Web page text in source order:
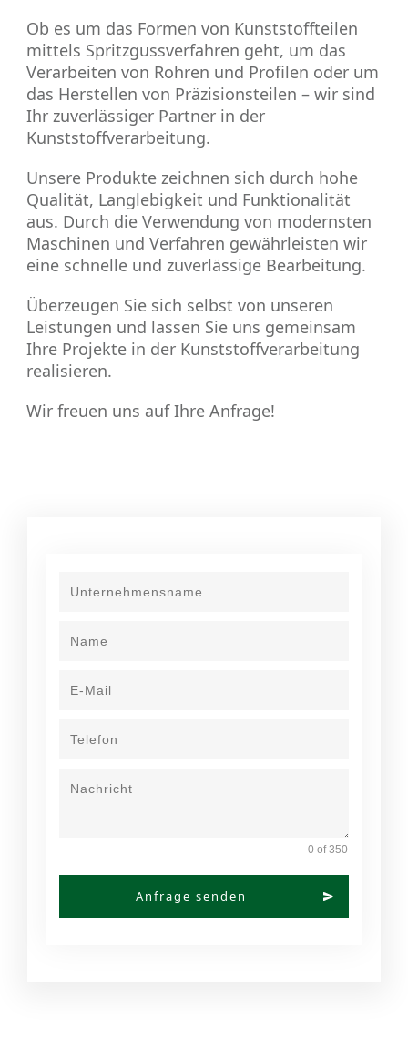
Ob es um das Formen von Kunststoffteilen
mittels Spritzgussverfahren geht, um das
Verarbeiten von Rohren und Profilen oder um
das Herstellen von Präzisionsteilen – wir sind
Ihr zuverlässiger Partner in der
Kunststoffverarbeitung.
Unsere Produkte zeichnen sich durch hohe
Qualität, Langlebigkeit und Funktionalität
aus. Durch die Verwendung von modernsten
Maschinen und Verfahren gewährleisten wir
eine schnelle und zuverlässige Bearbeitung.
Überzeugen Sie sich selbst von unseren
Leistungen und lassen Sie uns gemeinsam
Ihre Projekte in der Kunststoffverarbeitung
realisieren.
Wir freuen uns auf Ihre Anfrage!
0 of 350
Anfrage senden